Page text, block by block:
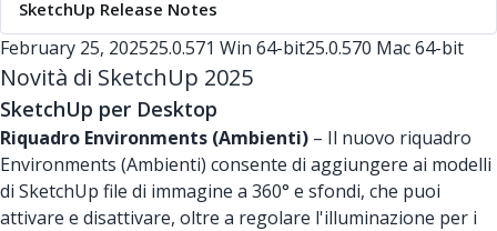
SketchUp Release Notes
February 25, 202525.0.571 Win 64-bit25.0.570 Mac 64-bit
Novità di SketchUp 2025
SketchUp per Desktop
Riquadro Environments (Ambienti) – Il nuovo riquadro
Environments (Ambienti) consente di aggiungere ai modelli
di SketchUp file di immagine a 360° e sfondi, che puoi
attivare e disattivare, oltre a regolare l'illuminazione per i